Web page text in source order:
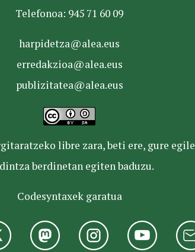
Telefonoa: 945 71 60 09
harpidetza@alea.eus
erredakzioa@alea.eus
publizitatea@alea.eus
libre zara, beti ere, gure
berdinetan egiten baduzu.
Codesyntaxek garatua